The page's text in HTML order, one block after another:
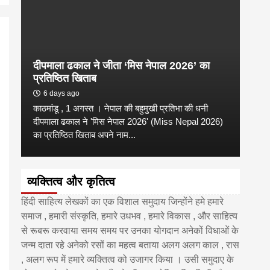
दीपमाला ढकाल ने जीता ‘मिस नेपाल 2026’ का
प्रतिष्ठित खिताब
6 days ago
काठमांडू , 1 अगस्त । नेपाल की बहुमुखी प्रतिभा की धनी
दीपमाला ढकाल ने 'मिस नेपाल 2026' (Miss Nepal 2026)
का प्रतिष्ठित खिताब अपने नाम...
व्यक्तित्व और कृतित्व
हिंदी साहित्य लेखकों का एक विशाल समुदाय जिन्होंने हमे हमारे
समाज , हमारी संस्कृति, हमारे उधभव , हमारे विकास , और साहित्य
से रूबरू करवाया समय समय पर उनका योगदान अनेकों विधाओं के
जन्म दाता रहे अनेको रसों का महत्व बताया अलग अलग काल , रास
, अलग रूप में हमारे व्यक्तित्व को उजागर किया । उसी समुदाए के